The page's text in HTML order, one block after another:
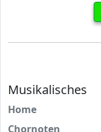
Musikalisches
Home
Chornoten